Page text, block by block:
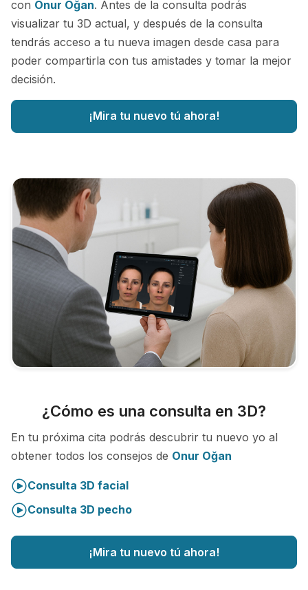
con Onur Oğan. Antes de la consulta podrás
visualizar tu 3D actual, y después de la consulta
tendrás acceso a tu nueva imagen desde casa para
poder compartirla con tus amistades y tomar la mejor
decisión.
¡Mira tu nuevo tú ahora!
¿Cómo es una consulta en 3D?
En tu próxima cita podrás descubrir tu nuevo yo al
obtener todos los consejos de Onur Oğan
Consulta 3D facial
Consulta 3D pecho
¡Mira tu nuevo tú ahora!